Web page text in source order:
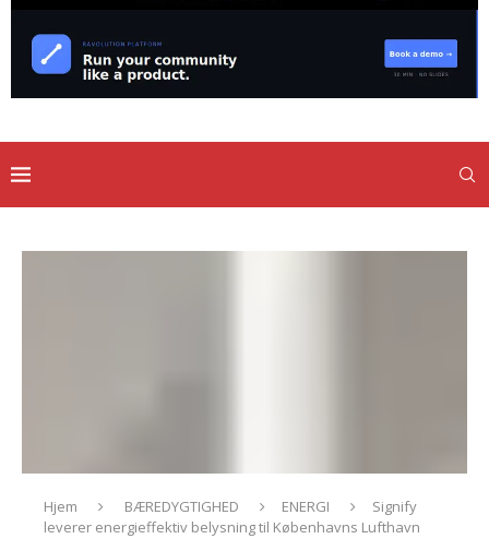
Hjem BÆREDYGTIGHED ENERGI
Signify
leverer energieffektiv belysning til Københavns Lufthavn